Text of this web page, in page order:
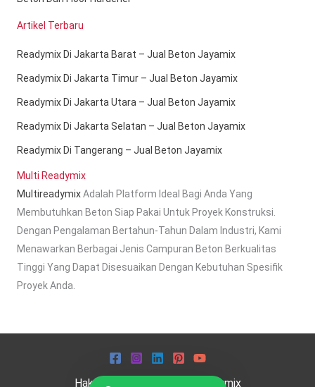
Artikel Terbaru
Readymix Di Jakarta Barat – Jual Beton Jayamix
Readymix Di Jakarta Timur – Jual Beton Jayamix
Readymix Di Jakarta Utara – Jual Beton Jayamix
Readymix Di Jakarta Selatan – Jual Beton Jayamix
Readymix Di Tangerang – Jual Beton Jayamix
Multi Readymix
MultireadymixAdalah Platform Ideal Bagi Anda Yang
Membutuhkan Beton Siap Pakai Untuk Proyek Konstruksi.
Dengan Pengalaman Bertahun-Tahun Dalam Industri, Kami
Menawarkan Berbagai Jenis Campuran Beton Berkualitas
Tinggi Yang Dapat Disesuaikan Dengan Kebutuhan Spesifik
Proyek Anda.
Hak Cipta © 2026 Multi Readymix